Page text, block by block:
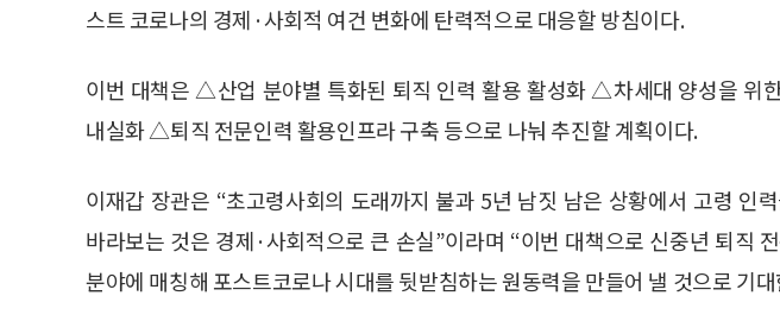
스트 코로나의 경제·사회적 여건 변화에 탄력적으로 대응할 방침이다.
이번 대책은 △산업 분야별 특화된 퇴직 인력 활용 활성화 △차세대 양성을 위
내실화 △퇴직 전문인력 활용인프라 구축 등으로 나눠 추진할 계획이다.
이재갑 장관은 “초고령사회의 도래까지 불과 5년 남짓 남은 상황에서 고령 인
바라보는 것은 경제·사회적으로 큰 손실”이라며 “이번 대책으로 신중년 퇴직
분야에 매칭해 포스트코로나 시대를 뒷받침하는 원동력을 만들어 낼 것으로 기